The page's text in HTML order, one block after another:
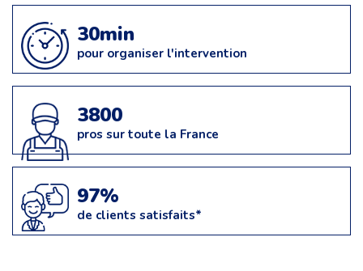
30min
pour organiser l'intervention
3800
pros sur toute la France
97%
de clients satisfaits*